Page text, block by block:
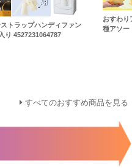
トラップハンディファン
り 4527231064787
おすわ
種アソ
すべてのおすすめ商品を見る